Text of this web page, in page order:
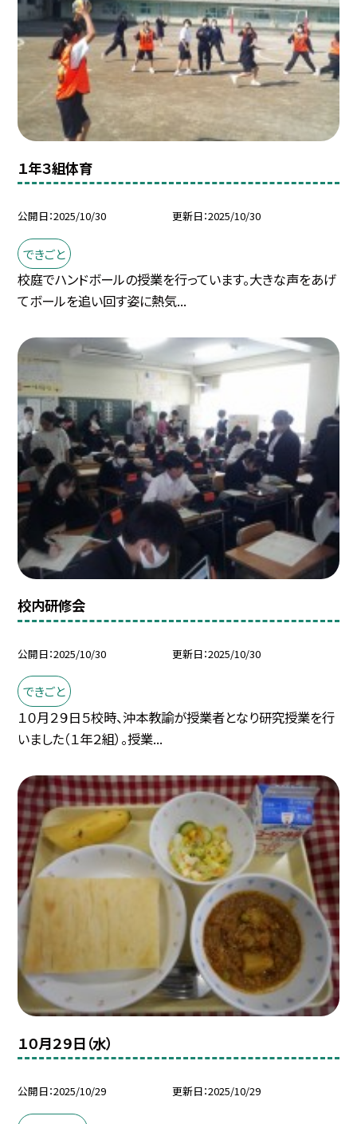
１年３組体育
公開日 2025/10/30 更新日 2025/10/30
できごと
校庭でハンドボールの授業を行っています。大きな声をあげ
てボールを追い回す姿に熱気...
校内研修会
公開日 2025/10/30 更新日 2025/10/30
できごと
１０月２９日５校時、沖本教諭が授業者となり研究授業を行
いました（１年２組）。授業...
１０月２９日（水）
公開日 2025/10/29 更新日 2025/10/29